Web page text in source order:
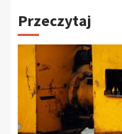
Przeczytaj